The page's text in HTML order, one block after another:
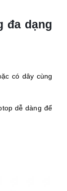
đa dạng
có dây cùng
dễ dàng để